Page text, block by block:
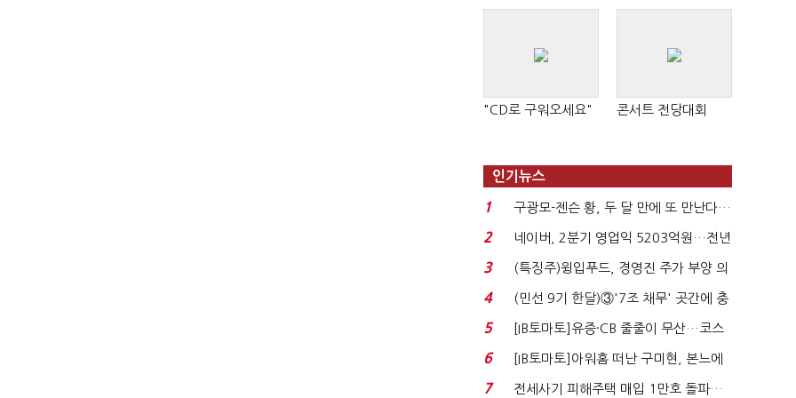
"CD로 구워오세요" 콘서트 전당대회
인기뉴스
1
구광모-젠슨 황, 두 달 만에 또 만난다…
로봇·AI 등 논...
2
네이버, 2분기 영업익 5203억원…전년
비 0.2% 감소...
3
(특징주)윙입푸드, 경영진 주가 부양 의
지에 상한가...
4
(민선 9기 한달)③'7조 채무' 곳간에 충
격…추미애, 20년...
5
[IB토마토]유증·CB 줄줄이 무산…코스
닥 벌점 급증에 ...
6
[IB토마토]아워홈 떠난 구미현, 본느에
340억 베팅…가...
7 전세사기 피해주택 매입 1만호 돌파…